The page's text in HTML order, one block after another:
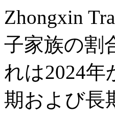
Zhongxin
子家族の割
れは2024
期および長